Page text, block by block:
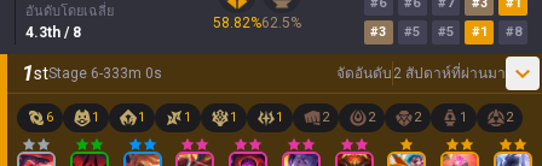
อันดับโดยเฉลี่ย
4.3th / 8
58.82%62.5%
#3 #5 #5 #1 #8
1stStage 6-333m 0s จัดอันดับ 2 สัปดาห์ที่ผ่านมา
6 1 1 1 1 1 2 2 2 1 2